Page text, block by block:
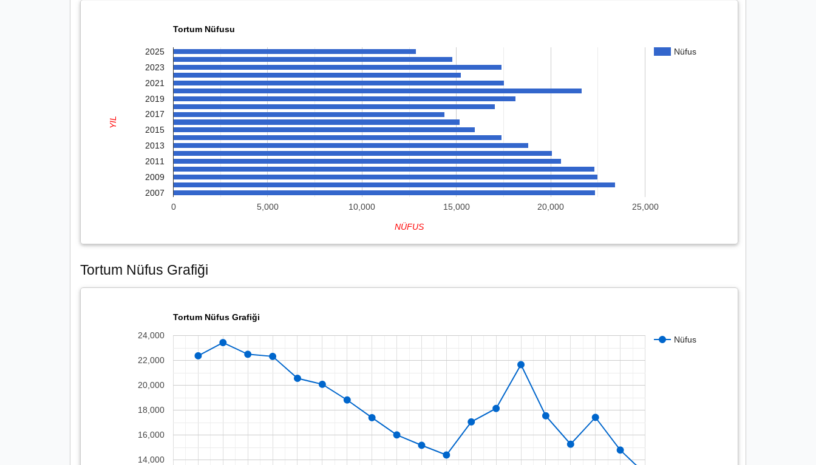
Tortum Nüfusu
Nüfus
0 5,000 10,000 15,000 20,000 25,000
2025
2023
2021
2019
2017
2015
2013
2011
2009
2007
NÜFUS
YIL
Tortum Nüfus Grafiği
Tortum Nüfus Grafiği
Nüfus
14,000
16,000
18,000
20,000
22,000
24,000